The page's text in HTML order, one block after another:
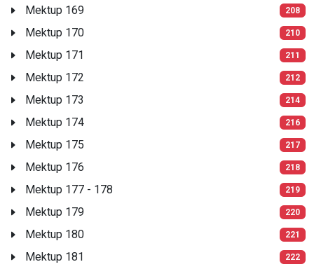
Mektup 169 208
Mektup 170 210
Mektup 171 211
Mektup 172 212
Mektup 173 214
Mektup 174 216
Mektup 175 217
Mektup 176 218
Mektup 177 - 178 219
Mektup 179 220
Mektup 180 221
Mektup 181 222